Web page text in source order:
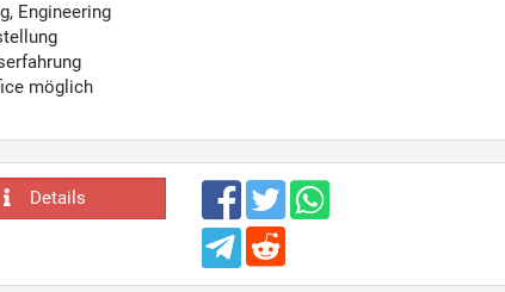
Engineering
möglich
Details